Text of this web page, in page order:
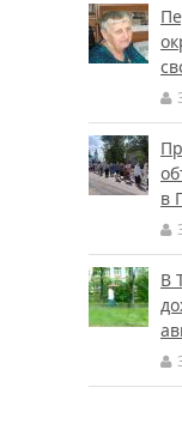
в
В